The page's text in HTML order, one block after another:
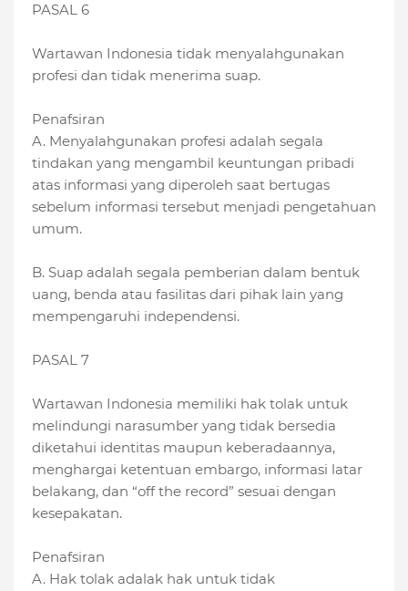
PASAL 6
Wartawan Indonesia tidak menyalahgunakan
profesi dan tidak menerima suap.
Penafsiran
A. Menyalahgunakan profesi adalah segala
tindakan yang mengambil keuntungan pribadi
atas informasi yang diperoleh saat bertugas
sebelum informasi tersebut menjadi pengetahuan
umum.
B. Suap adalah segala pemberian dalam bentuk
uang, benda atau fasilitas dari pihak lain yang
mempengaruhi independensi.
PASAL 7
Wartawan Indonesia memiliki hak tolak untuk
melindungi narasumber yang tidak bersedia
diketahui identitas maupun keberadaannya,
menghargai ketentuan embargo, informasi latar
belakang, dan “off the record” sesuai dengan
kesepakatan.
Penafsiran
A. Hak tolak adalak hak untuk tidak